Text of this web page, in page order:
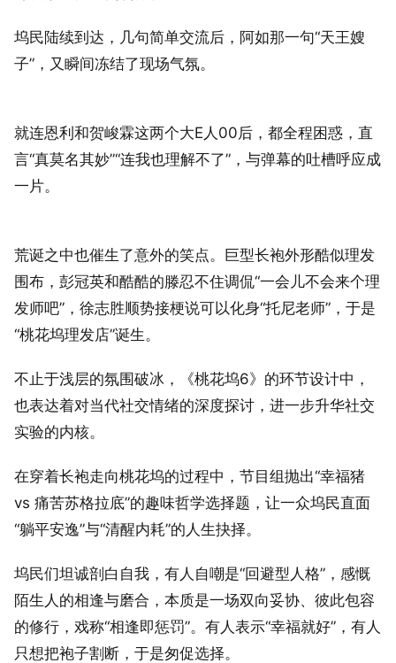
坞民陆续到达，几句简单交流后，阿如那一句“天王嫂
子”，又瞬间冻结了现场气氛。
就连恩利和贺峻霖这两个大E人00后，都全程困惑，直
言“真莫名其妙”“连我也理解不了”，与弹幕的吐槽呼应成
一片。
荒诞之中也催生了意外的笑点。巨型长袍外形酷似理发
围布，彭冠英和酷酷的滕忍不住调侃“一会儿不会来个理
发师吧”，徐志胜顺势接梗说可以化身“托尼老师”，于是
“桃花坞理发店”诞生。
不止于浅层的氛围破冰，《桃花坞6》的环节设计中，
也表达着对当代社交情绪的深度探讨，进一步升华社交
实验的内核。
在穿着长袍走向桃花坞的过程中，节目组抛出“幸福猪
vs 痛苦苏格拉底”的趣味哲学选择题，让一众坞民直面
“躺平安逸”与“清醒内耗”的人生抉择。
坞民们坦诚剖白自我，有人自嘲是“回避型人格”，感慨
陌生人的相逢与磨合，本质是一场双向妥协、彼此包容
的修行，戏称“相逢即惩罚”。有人表示“幸福就好”，有人
只想把袍子割断，于是匆促选择。